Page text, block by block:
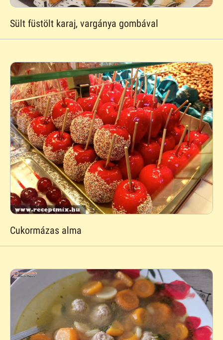
Sült füstölt karaj, vargánya gombával
Cukormázas alma